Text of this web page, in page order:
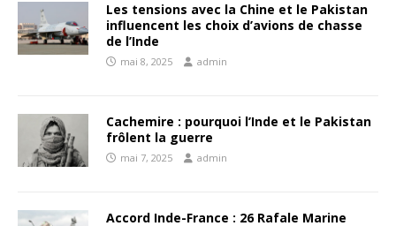
Les tensions avec la Chine et le Pakistan
influencent les choix d’avions de chasse
de l’Inde
mai 8, 2025 admin
Cachemire : pourquoi l’Inde et le Pakistan
frôlent la guerre
mai 7, 2025 admin
Accord Inde-France : 26 Rafale Marine